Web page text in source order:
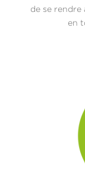
de se rendre
en